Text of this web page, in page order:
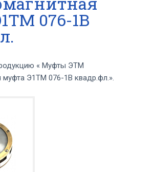
076-1В
« Муфты ЭТМ
муфта Э1ТМ 076-1В квадр.фл.».